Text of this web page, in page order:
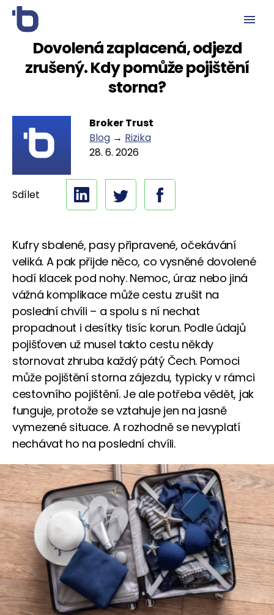
Dovolená zaplacená, odjezd
zrušený. Kdy pomůže pojištění
storna?
Broker Trust
Blog → Rizika
28. 6. 2026
Sdílet
Kufry sbalené, pasy připravené, očekávání
veliká. A pak přijde něco, co vysněné dovolené
hodí klacek pod nohy. Nemoc, úraz nebo jiná
vážná komplikace může cestu zrušit na
poslední chvíli – a spolu s ní nechat
propadnout i desítky tisíc korun. Podle údajů
pojišťoven už musel takto cestu někdy
stornovat zhruba každý pátý Čech. Pomoci
může pojištění storna zájezdu, typicky v rámci
cestovního pojištění. Je ale potřeba vědět, jak
funguje, protože se vztahuje jen na jasně
vymezené situace. A rozhodně se nevyplatí
nechávat ho na poslední chvíli.